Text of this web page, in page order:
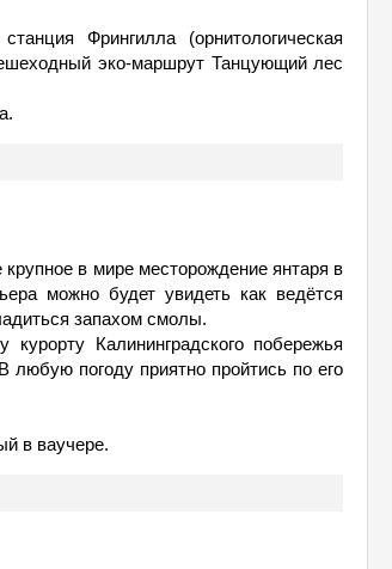
Фрингилла (орнитологическая
эко-маршрут Танцующий лес
в мире месторождение янтаря в
можно будет увидеть как ведётся
запахом смолы.
Калининградского побережья
любую погоду приятно пройтись по его
в ваучере.